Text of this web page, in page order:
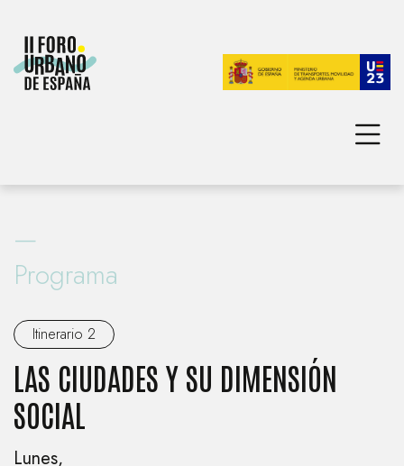
—
Programa
Itinerario 2
LAS CIUDADES Y SU DIMENSIÓN
SOCIAL
Lunes,